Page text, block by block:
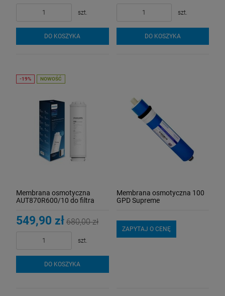
Wkład do filtra Cintropur NW 32 rękaw
wymienny
13,50 zł
DO KOSZYKA
szt.
DO KOSZYKA
szt.
DO KOSZYKA
Membrana osmotyczna
AUT870R600/10 do filtra
549,90 zł 680,00 zł
szt.
DO KOSZYKA
NOWOŚĆ
Membrana osmotyczna 100
GPD Supreme
ZAPYTAJ O CENĘ